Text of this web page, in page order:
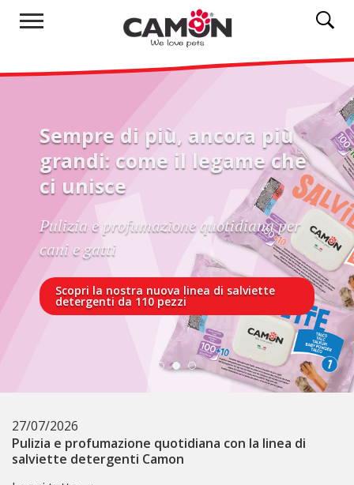
Sempre di più, ancora più
grandi: come il legame che
ci unisce
Pulizia e profumazione quotidiana per
cani e gatti
Scopri la nostra nuova linea di salviette
detergenti da 110 pezzi
27/07/2026
Pulizia e profumazione quotidiana con la linea di
salviette detergenti Camon